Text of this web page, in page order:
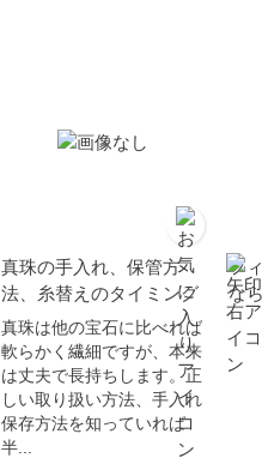
真珠の手入れ、保管方
法、糸替えのタイミング
真珠は他の宝石に比べれば
軟らかく繊細ですが、本来
は丈夫で長持ちします。正
しい取り扱い方法、手入れ
保存方法を知っていれば
半...
フ
な